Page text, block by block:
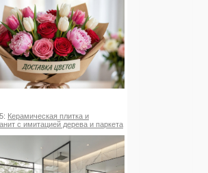
Керамическая плитка и
с имитацией дерева и паркета